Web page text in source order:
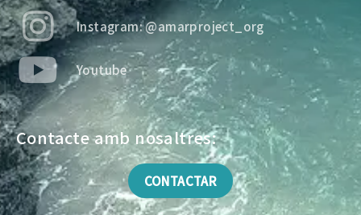
Instagram: @amarproject_org
Youtube
Contacte amb nosaltres:
CONTACTAR